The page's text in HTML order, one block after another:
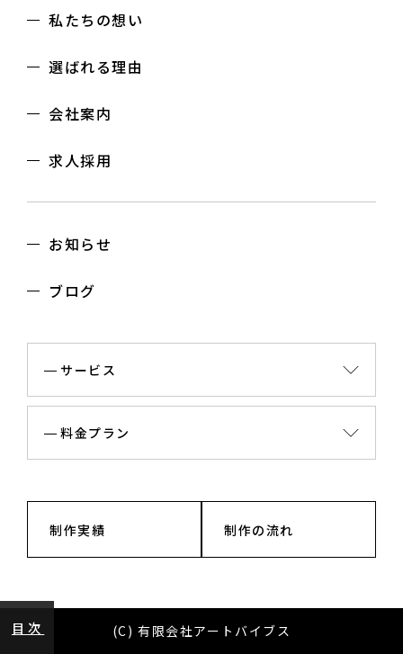
目次
私たちの想い
選ばれる理由
会社案内
求人採用
お知らせ
ブログ
サービス
料金プラン
制作実績 制作の流れ
(C) 有限会社アートバイブス